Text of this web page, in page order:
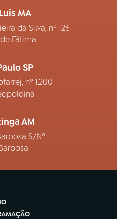
MA
da Silva, nº 126
Fátima
SP
nº 1.200
AM
S/Nº